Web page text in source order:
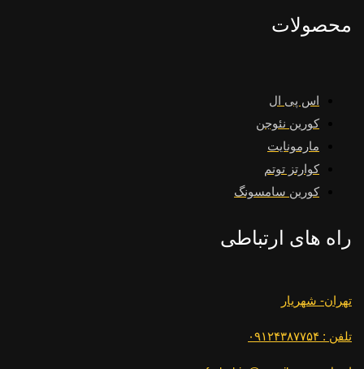
محصولات
اس پی ال
کورین نئوجن
مارمونایت
کوارتز توتم
کورین سامسونگ
راه های ارتباطی
تهران- شهریار
تلفن : ۰۹۱۲۴۳۸۷۷۵۴